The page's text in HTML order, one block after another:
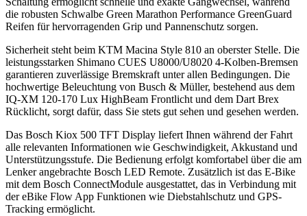
die robusten Schwalbe Green Marathon Performance GreenGuard
Reifen für hervorragenden Grip und Pannenschutz sorgen.
Sicherheit steht beim KTM Macina Style 810 an oberster Stelle. Die
leistungsstarken Shimano CUES U8000/U8020 4-Kolben-Bremsen
garantieren zuverlässige Bremskraft unter allen Bedingungen. Die
hochwertige Beleuchtung von Busch & Müller, bestehend aus dem
IQ-XM 120-170 Lux HighBeam Frontlicht und dem Dart Brex
Rücklicht, sorgt dafür, dass Sie stets gut sehen und gesehen werden.
Das Bosch Kiox 500 TFT Display liefert Ihnen während der Fahrt
alle relevanten Informationen wie Geschwindigkeit, Akkustand und
Unterstützungsstufe. Die Bedienung erfolgt komfortabel über die am
Lenker angebrachte Bosch LED Remote. Zusätzlich ist das E-Bike
mit dem Bosch ConnectModule ausgestattet, das in Verbindung mit
der eBike Flow App Funktionen wie Diebstahlschutz und GPS-
Tracking ermöglicht.